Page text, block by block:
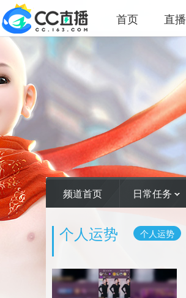
首页 直播
频道首页 日常任务
个人运势 个人运势